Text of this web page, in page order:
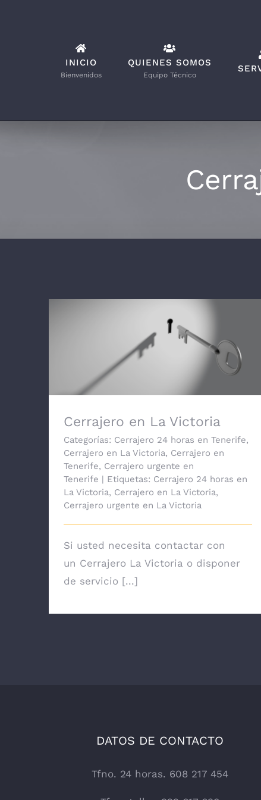
INICIO
Bienvenidos
QUIENES SOMOS
Equipo Técnico
Cerrajero en La Victoria
Cerrajero en La Victoria
Categorías: Cerrajero 24 horas en Tenerife,
Cerrajero en La Victoria, Cerrajero en
Tenerife, Cerrajero urgente en
Tenerife | Etiquetas: Cerrajero 24 horas en
La Victoria, Cerrajero en La Victoria,
Cerrajero urgente en La Victoria
Si usted necesita contactar con
un Cerrajero La Victoria o disponer
de servicio [...]
DATOS DE CONTACTO
Tfno. 24 horas. 608 217 454